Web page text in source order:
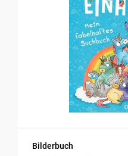
Bilderbuch